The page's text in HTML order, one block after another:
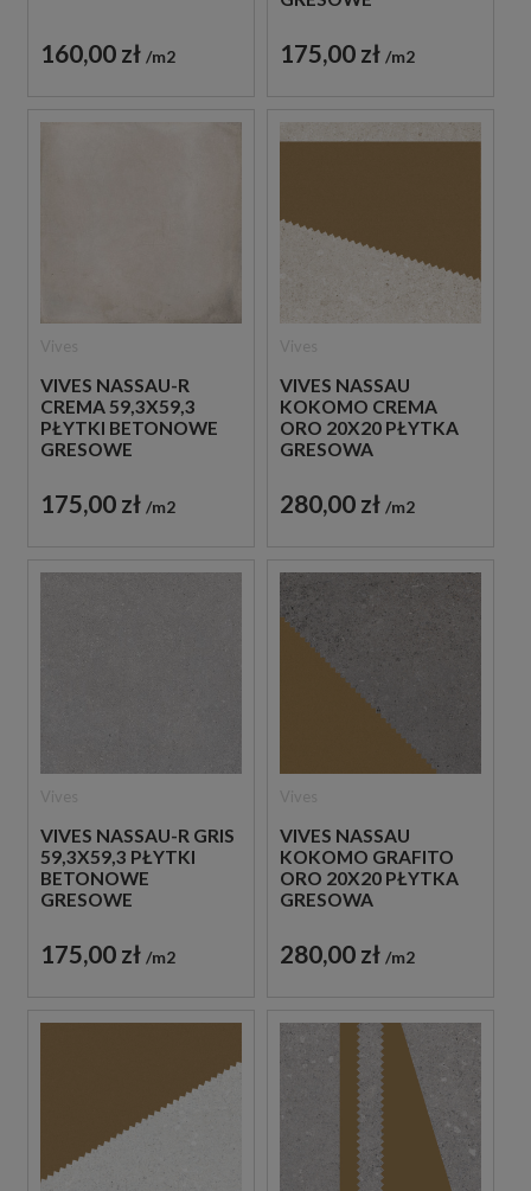
160,00 zł m2 175,00 zł m2
VIVES NASSAU-R
CREMA 59,3X59,3
PŁYTKI BETONOWE
GRESOWE
175,00 zł m2
VIVES NASSAU
KOKOMO CREMA
ORO 20X20 PŁYTKA
GRESOWA
280,00 zł m2
VIVES NASSAU-R GRIS
59,3X59,3 PŁYTKI
BETONOWE
GRESOWE
175,00 zł m2
VIVES NASSAU
KOKOMO GRAFITO
ORO 20X20 PŁYTKA
GRESOWA
280,00 zł m2